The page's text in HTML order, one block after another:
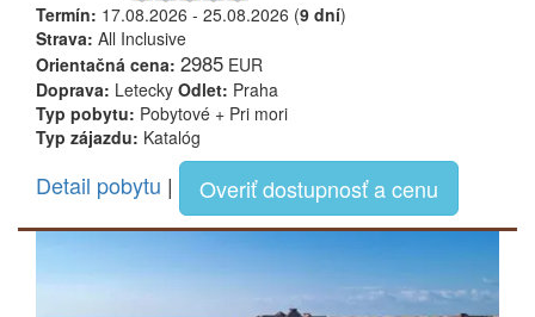
Termín: 17.08.2026 - 25.08.2026 (9 dní)
Strava: All Inclusive
Orientačná cena: 2985 EUR
Doprava: Letecky Odlet: Praha
Typ pobytu: Pobytové + Pri mori
Typ zájazdu: Katalóg
Detail pobytu | Overiť dostupnosť a cenu